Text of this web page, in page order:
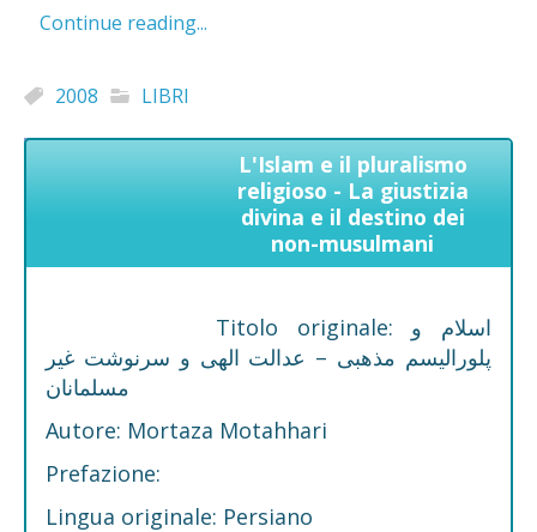
Continue reading...
2008 LIBRI
L'Islam e il pluralismo
religioso - La giustizia
divina e il destino dei
non-musulmani
Titolo originale: اسلام و
پلورالیسم مذهبی – عدالت الهی و سرنوشت غیر
مسلمانان
Autore: Mortaza Motahhari
Prefazione:
Lingua originale: Persiano